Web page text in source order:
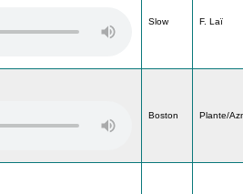
Slow F. Laï
Boston Plante/